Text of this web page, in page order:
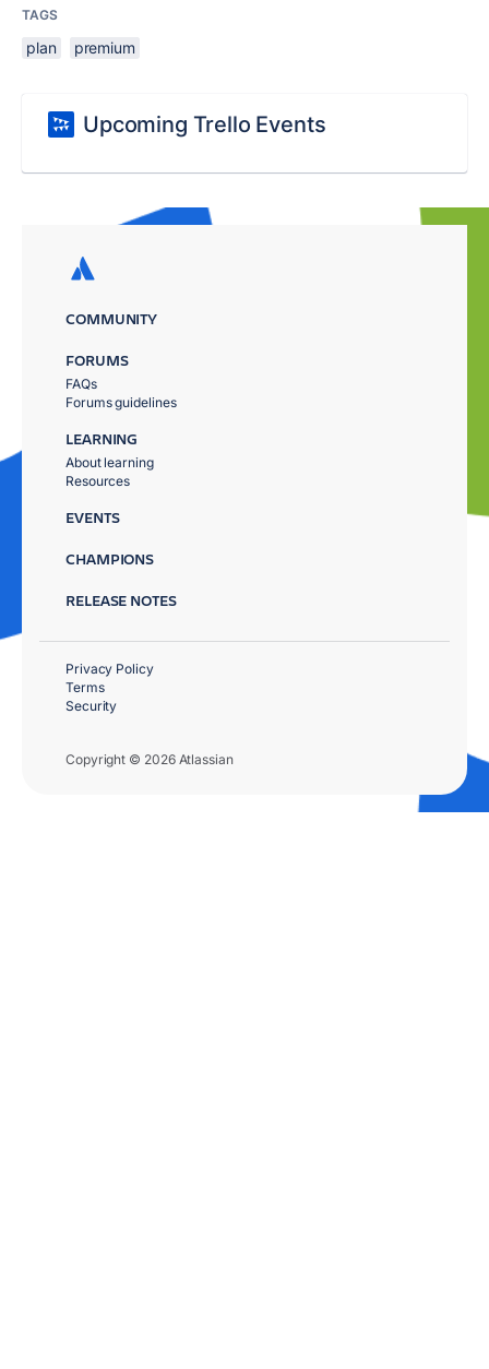
TAGS
plan premium
Upcoming Trello Events
COMMUNITY
FORUMS
FAQs
Forums guidelines
LEARNING
About learning
Resources
EVENTS
CHAMPIONS
RELEASE NOTES
Copyright © 2026 Atlassian
Privacy Policy
Terms
Security